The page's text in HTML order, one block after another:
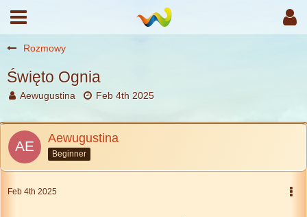
Rozmowy
Święto Ognia
Aewugustina Feb 4th 2025
Aewugustina
Beginner
Feb 4th 2025